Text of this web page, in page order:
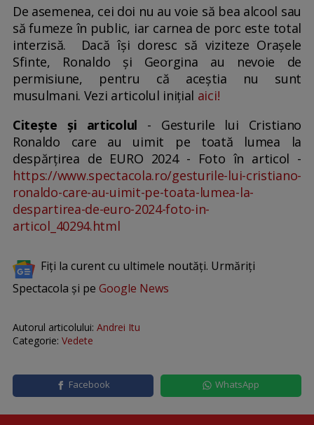
De asemenea, cei doi nu au voie să bea alcool sau
să fumeze în public, iar carnea de porc este total
interzisă. Dacă își doresc să viziteze Orașele
Sfinte, Ronaldo și Georgina au nevoie de
permisiune, pentru că aceștia nu sunt
musulmani. Vezi articolul inițial aici!
Citește și articolul - Gesturile lui Cristiano
Ronaldo care au uimit pe toată lumea la
despărțirea de EURO 2024 - Foto în articol -
https://www.spectacola.ro/gesturile-lui-cristiano-
ronaldo-care-au-uimit-pe-toata-lumea-la-
despartirea-de-euro-2024-foto-in-
articol_40294.html
Fiți la curent cu ultimele noutăți. Urmăriți
Spectacola și pe Google News
Autorul articolului: Andrei Itu
Categorie: Vedete
Facebook WhatsApp